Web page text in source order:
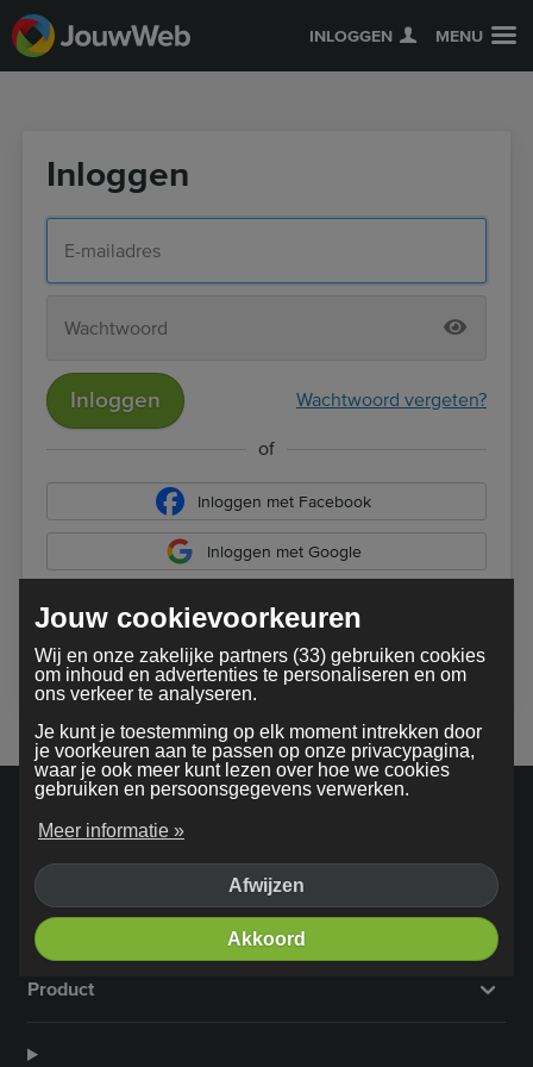
INLOGGEN MENU
Inloggen
Inloggen Wachtwoord vergeten?
of
Inloggen met Facebook
Inloggen met Google
algemene voorwaarden
Bedrijf
Product
Jouw cookievoorkeuren
Wij en onze zakelijke partners (33) gebruiken cookies
om inhoud en advertenties te personaliseren en om
ons verkeer te analyseren.
Je kunt je toestemming op elk moment intrekken door
je voorkeuren aan te passen op onze privacypagina,
waar je ook meer kunt lezen over hoe we cookies
gebruiken en persoonsgegevens verwerken.
Meer informatie »
Afwijzen
Akkoord